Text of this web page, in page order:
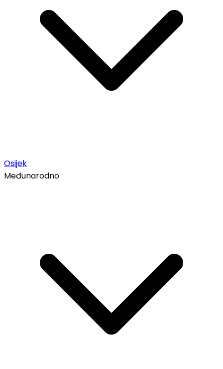
Osijek
Međunarodno